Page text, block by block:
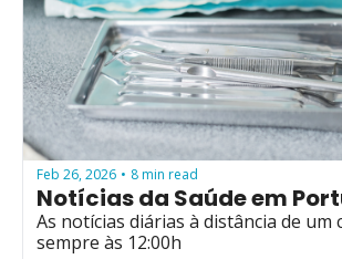
Feb 26, 2026 • 8 min read
Notícias da Saúde em
As notícias diárias à distância de um
sempre às 12:00h